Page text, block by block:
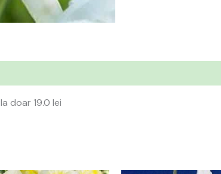
doar 19.0 lei